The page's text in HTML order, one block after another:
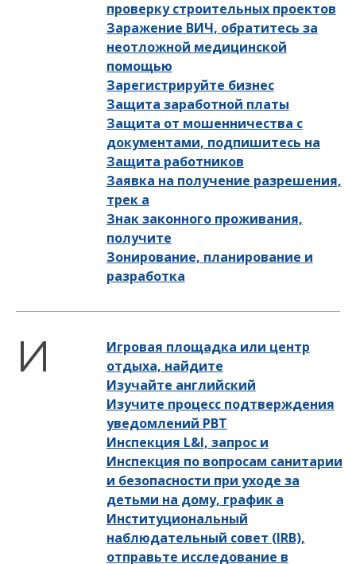
проверку строительных проектов
Заражение ВИЧ, обратитесь за
неотложной медицинской
помощью
Зарегистрируйте бизнес
Защита заработной платы
Защита от мошенничества с
документами, подпишитесь на
Защита работников
Заявка на получение разрешения,
трек a
Знак законного проживания,
получите
Зонирование, планирование и
разработка
Игровая площадка или центр
отдыха, найдите
Изучайте английский
Изучите процесс подтверждения
уведомлений PBT
Инспекция L&I, запрос и
Инспекция по вопросам санитарии
и безопасности при уходе за
детьми на дому, график a
Институциональный
наблюдательный совет (IRB),
отправьте исследование в